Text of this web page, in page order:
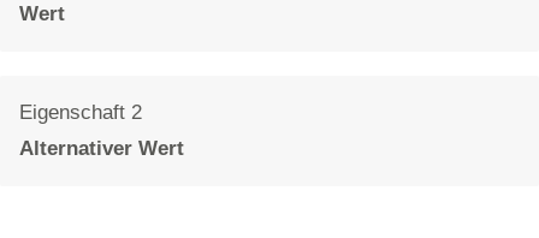
Wert
Eigenschaft 2
Alternativer Wert